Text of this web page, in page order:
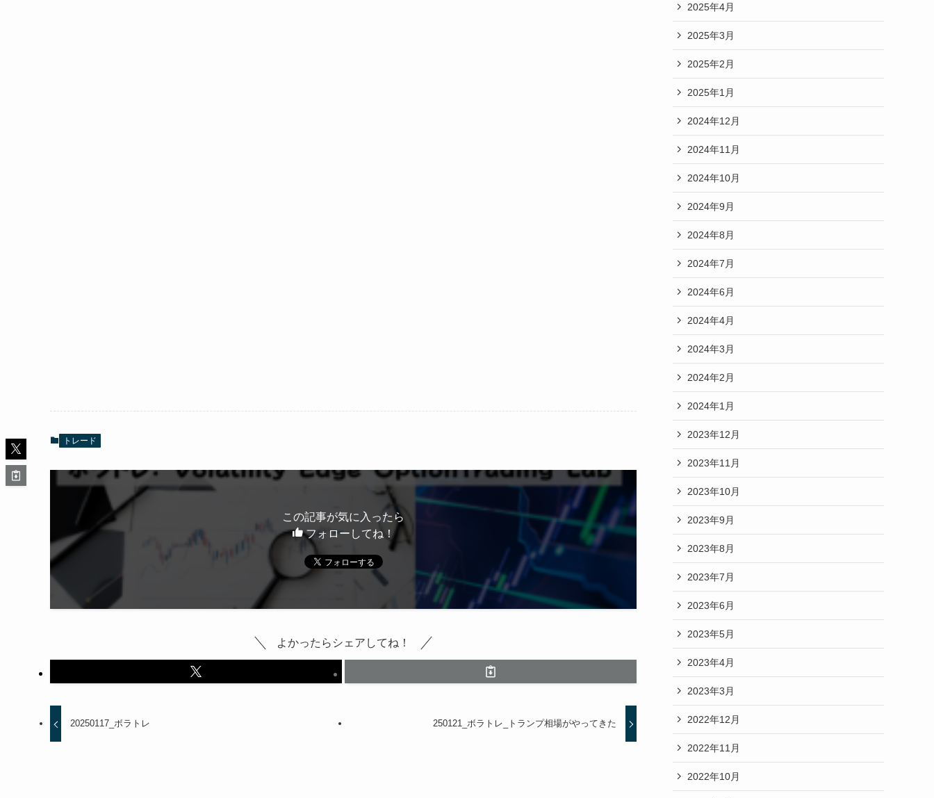
トレード
この記事が気に入ったら
フォローしてね！
よかったらシェアしてね！
20250117_ボラトレ 250121_ボラトレ_トランプ相場がやってきた
2025年4月
2025年3月
2025年2月
2025年1月
2024年12月
2024年11月
2024年10月
2024年9月
2024年8月
2024年7月
2024年6月
2024年4月
2024年3月
2024年2月
2024年1月
2023年12月
2023年11月
2023年10月
2023年9月
2023年8月
2023年7月
2023年6月
2023年5月
2023年4月
2023年3月
2022年12月
2022年11月
2022年10月